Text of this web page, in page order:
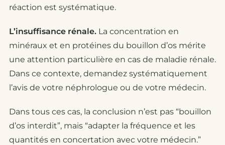
réaction est systématique.
L’insuffisance rénale. La concentration en
minéraux et en protéines du bouillon d’os mérite
une attention particulière en cas de maladie rénale.
Dans ce contexte, demandez systématiquement
l’avis de votre néphrologue ou de votre médecin.
Dans tous ces cas, la conclusion n’est pas “bouillon
d’os interdit”, mais “adapter la fréquence et les
quantités en concertation avec votre médecin.”